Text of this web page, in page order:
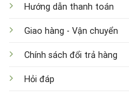
Hướng dẫn thanh toán
Giao hàng - Vận chuyển
Chính sách đổi trả hàng
Hỏi đáp